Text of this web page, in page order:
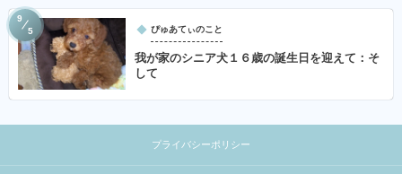
ぴゅあてぃのこと
我が家のシニア犬１６歳の誕生日を迎えて：そ
して
9
5
プライバシーポリシー